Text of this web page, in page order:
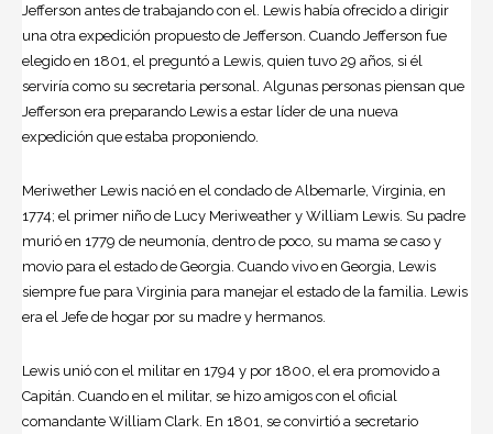
Jefferson antes de trabajando con el. Lewis había ofrecido a dirigir
una otra expedición propuesto de Jefferson. Cuando Jefferson fue
elegido en 1801, el preguntó a Lewis, quien tuvo 29 años, si él
serviría como su secretaria personal. Algunas personas piensan que
Jefferson era preparando Lewis a estar líder de una nueva
expedición que estaba proponiendo.
Meriwether Lewis nació en el condado de Albemarle, Virginia, en
1774; el primer niño de Lucy Meriweather y William Lewis. Su padre
murió en 1779 de neumonía, dentro de poco, su mama se caso y
movio para el estado de Georgia. Cuando vivo en Georgia, Lewis
siempre fue para Virginia para manejar el estado de la familia. Lewis
era el Jefe de hogar por su madre y hermanos.
Lewis unió con el militar en 1794 y por 1800, el era promovido a
Capitán. Cuando en el militar, se hizo amigos con el oficial
comandante William Clark. En 1801, se convirtió a secretario